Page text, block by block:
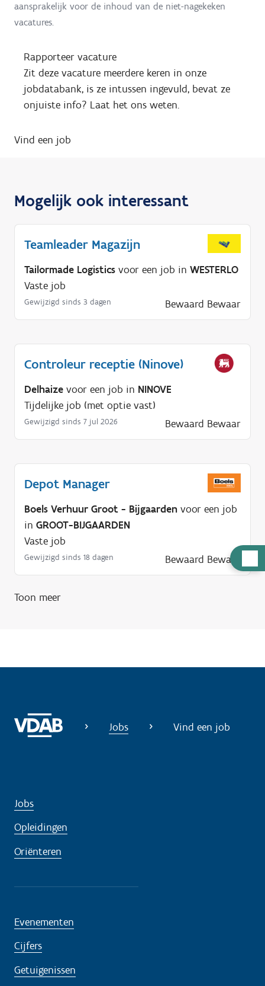
u
i
aansprakelijk voor de inhoud van de niet-nagekeken
vacatures.
Rapporteer vacature
Zit deze vacature meerdere keren in onze
jobdatabank, is ze intussen ingevuld, bevat ze
onjuiste info? Laat het ons weten.
Vind een job
Mogelijk ook interessant
Teamleader Magazijn
Tailormade Logistics voor een job in WESTERLO
Vaste job
Gewijzigd sinds 3 dagen Bewaard Bewaar
Controleur receptie (Ninove)
Delhaize voor een job in NINOVE
Tijdelijke job (met optie vast)
Gewijzigd sinds 7 jul 2026 Bewaard Bewaar
Depot Manager
Boels Verhuur Groot - Bijgaarden voor een job
in GROOT-BIJGAARDEN
Vaste job
Gewijzigd sinds 18 dagen Bewaard Bewaar
Toon meer
Jobs Vind een job
Jobs
Opleidingen
Oriënteren
Evenementen
Cijfers
Getuigenissen